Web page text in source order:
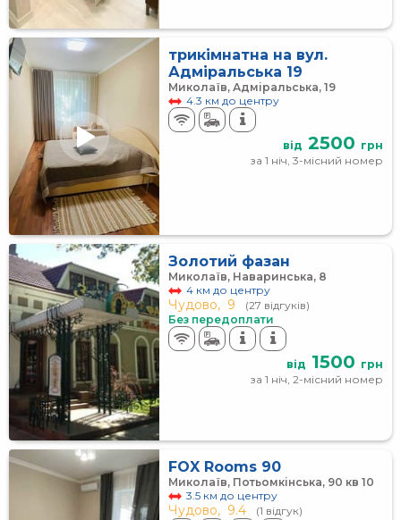
трикімнатна на вул.
Адміральська 19
Миколаїв, Адміральська, 19
4.3 км до центру
від 2500 грн
за 1 ніч, 3-місний номер
Золотий фазан
Миколаїв, Наваринська, 8
4 км до центру
Чудово, 9
(27 відгуків)
Без передоплати
від 1500 грн
за 1 ніч, 2-місний номер
FOX Rooms 90
Миколаїв, Потьомкінська, 90 кв 10
3.5 км до центру
Чудово, 9.4 (1 відгук)